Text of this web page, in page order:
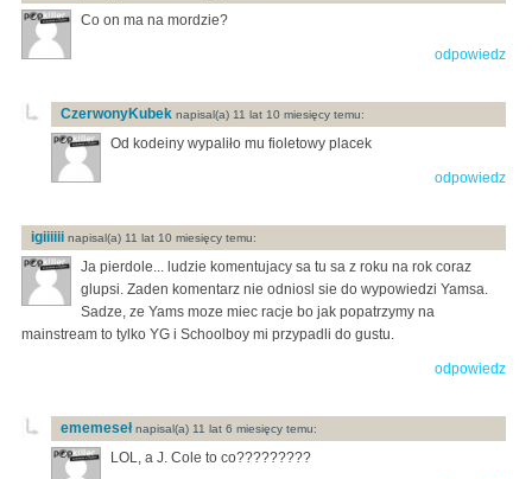
Co on ma na mordzie?
odpowiedz
CzerwonyKubek napisal(a) 11 lat 10 miesięcy temu:
Od kodeiny wypaliło mu fioletowy placek
odpowiedz
igiiiiii napisal(a) 11 lat 10 miesięcy temu:
Ja pierdole... ludzie komentujacy sa tu sa z roku na rok coraz
glupsi. Zaden komentarz nie odniosl sie do wypowiedzi Yamsa.
Sadze, ze Yams moze miec racje bo jak popatrzymy na
mainstream to tylko YG i Schoolboy mi przypadli do gustu.
odpowiedz
ememesełnapisal(a) 11 lat 6 miesięcy temu:
LOL, a J. Cole to co?????????